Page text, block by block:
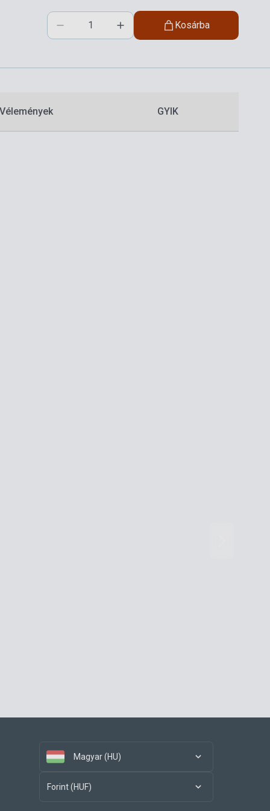
Kosárba
Vélemények GYIK
Magyar (HU)
Forint (HUF)